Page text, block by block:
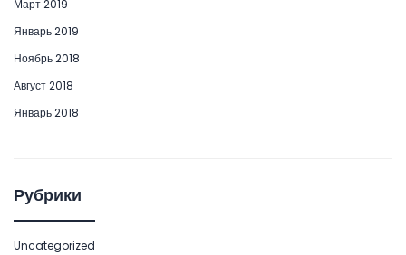
Март 2019
Январь 2019
Ноябрь 2018
Август 2018
Январь 2018
Рубрики
Uncategorized